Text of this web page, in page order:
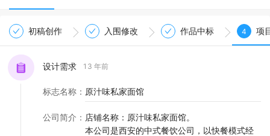
LOGO
初稿创作 入围修改 作品中标 4 项
设计需求 13 年前
标志名称 ： 原汁味私家面馆
公司简介 ： 店铺名称：原汁味私家面馆。
本公司是西安的中式餐饮公司，以快餐模式经